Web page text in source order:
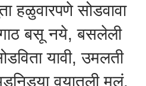
हळुवारपणे सोडवावा
बसू नये, बसलेली
यावी, उमलती
वयातली मुलं,